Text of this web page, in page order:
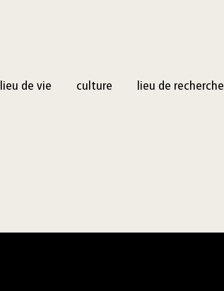
lieu de vie culture lieu de recherche